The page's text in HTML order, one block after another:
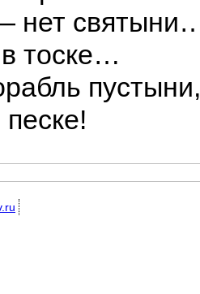
нет
тоске…
пустыни,